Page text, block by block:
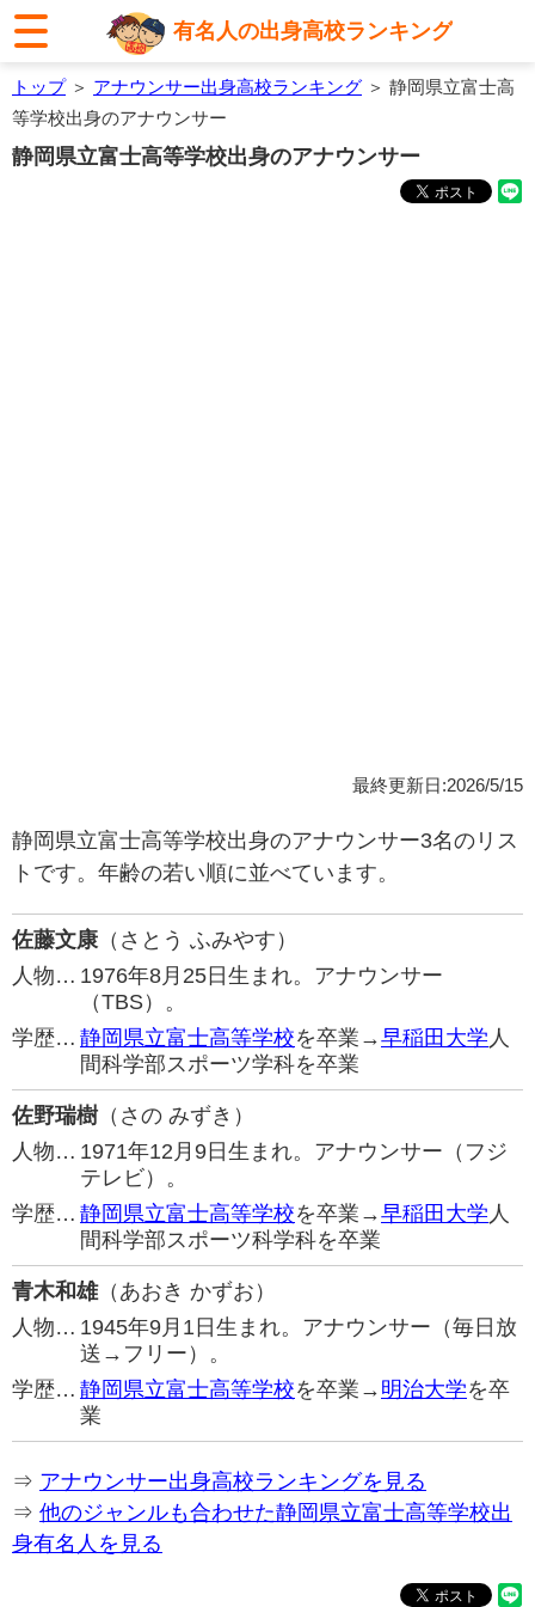
有名人の出身高校ランキング
トップ＞ アナウンサー出身高校ランキング ＞ 静岡県立富士高
等学校出身のアナウンサー
静岡県立富士高等学校出身のアナウンサー
最終更新日:2026/5/15
静岡県立富士高等学校出身のアナウンサー3名のリス
トです。年齢の若い順に並べています。
佐藤文康（さとう ふみやす）
人物… 1976年8月25日生まれ。アナウンサー
（TBS）。
学歴… 静岡県立富士高等学校を卒業→早稲田大学 人
間科学部スポーツ学科を卒業
佐野瑞樹（さの みずき）
人物… 1971年12月9日生まれ。アナウンサー（フジ
テレビ）。
学歴… 静岡県立富士高等学校を卒業→早稲田大学 人
間科学部スポーツ科学科を卒業
青木和雄（あおき かずお）
人物… 1945年9月1日生まれ。アナウンサー（毎日放
送→フリー）。
学歴… 静岡県立富士高等学校を卒業→ 明治大学を卒
業
⇒ アナウンサー出身高校ランキングを見る
⇒ 他のジャンルも合わせた静岡県立富士高等学校出
身有名人を見る